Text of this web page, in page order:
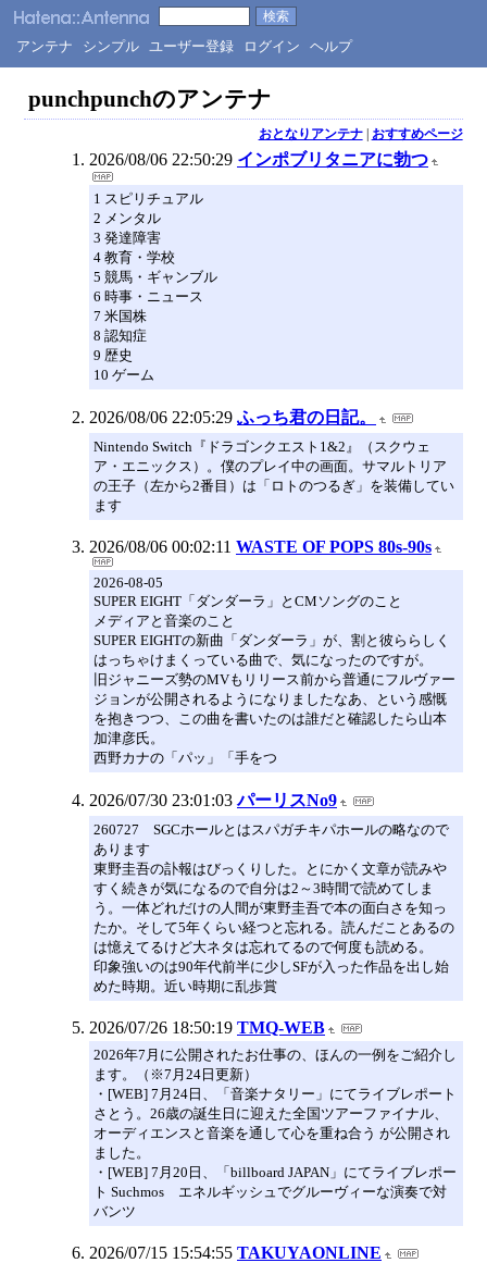
アンテナ シンプル ユーザー登録 ログイン ヘルプ
punchpunchのアンテナ
おとなりアンテナ| おすすめページ
2026/08/06 22:50:29 インポブリタニアに勃つ
1 スピリチュアル
2 メンタル
3 発達障害
4 教育・学校
5 競馬・ギャンブル
6 時事・ニュース
7 米国株
8 認知症
9 歴史
10 ゲーム
2026/08/06 22:05:29 ふっち君の日記。
Nintendo Switch『ドラゴンクエスト1&2』（スクウェ
ア・エニックス）。僕のプレイ中の画面。サマルトリア
の王子（左から2番目）は「ロトのつるぎ」を装備してい
ます
2026/08/06 00:02:11 WASTE OF POPS 80s-90s
2026-08-05
SUPER EIGHT「ダンダーラ」とCMソングのこと
メディアと音楽のこと
SUPER EIGHTの新曲「ダンダーラ」が、割と彼ららしく
はっちゃけまくっている曲で、気になったのですが。
旧ジャニーズ勢のMVもリリース前から普通にフルヴァー
ジョンが公開されるようになりましたなあ、という感慨
を抱きつつ、この曲を書いたのは誰だと確認したら山本
加津彦氏。
西野カナの「パッ」「手をつ
2026/07/30 23:01:03 パーリスNo9
260727 SGCホールとはスパガチキパホールの略なので
あります
東野圭吾の訃報はびっくりした。とにかく文章が読みや
すく続きが気になるので自分は2～3時間で読めてしま
う。一体どれだけの人間が東野圭吾で本の面白さを知っ
たか。そして5年くらい経つと忘れる。読んだことあるの
は憶えてるけど大ネタは忘れてるので何度も読める。
印象強いのは90年代前半に少しSFが入った作品を出し始
めた時期。近い時期に乱歩賞
2026/07/26 18:50:19 TMQ-WEB
2026年7月に公開されたお仕事の、ほんの一例をご紹介し
ます。（※7月24日更新）
・[WEB] 7月24日、「音楽ナタリー」にてライブレポート
さとう。26歳の誕生日に迎えた全国ツアーファイナル、
オーディエンスと音楽を通して心を重ね合う が公開され
ました。
・[WEB] 7月20日、「billboard JAPAN」にてライブレポー
ト Suchmos エネルギッシュでグルーヴィーな演奏で対
バンツ
2026/07/15 15:54:55 TAKUYAONLINE